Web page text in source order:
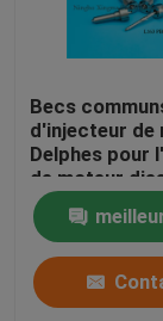
Becs
d'injecteur de
Delphes pour
de moteur